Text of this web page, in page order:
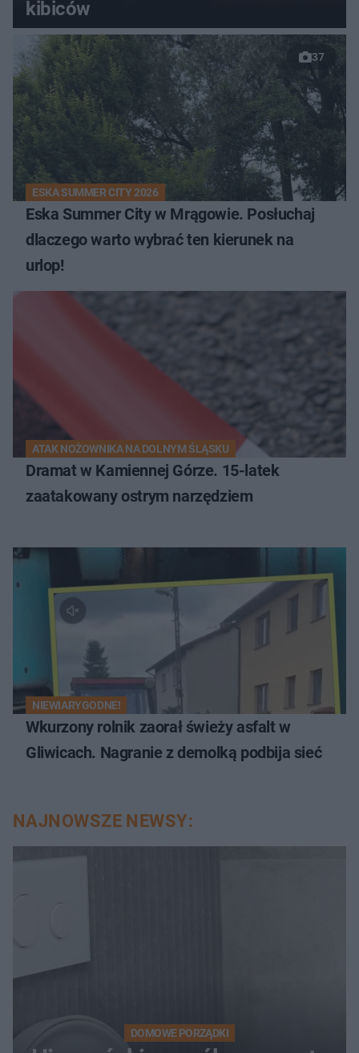
kibiców
37
ESKA SUMMER CITY 2026
Eska Summer City w Mrągowie. Posłuchaj
dlaczego warto wybrać ten kierunek na
urlop!
ATAK NOŻOWNIKA NA DOLNYM ŚLĄSKU
Dramat w Kamiennej Górze. 15-latek
zaatakowany ostrym narzędziem
NIEWIARYGODNE!
Wkurzony rolnik zaorał świeży asfalt w
Gliwicach. Nagranie z demolką podbija sieć
NAJNOWSZE NEWSY:
DOMOWE PORZĄDKI